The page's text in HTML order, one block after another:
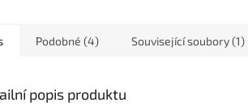
Podobné (4) Související soubory (1)
popis produktu